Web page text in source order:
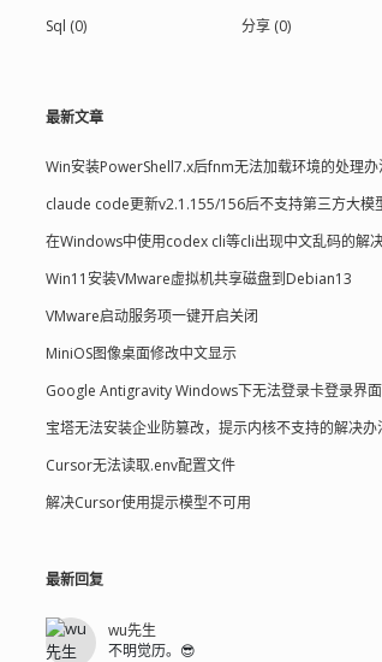
Sql (0)
分享 (0)
最新文章
Win安装PowerShell7.x后fnm无法加载环境的处理办
claude code更新v2.1.155/156后不支持第三方大模
在Windows中使用codex cli等cli出现中文乱码的解
Win11安装VMware虚拟机共享磁盘到Debian13
VMware启动服务项一键开启关闭
MiniOS图像桌面修改中文显示
宝塔无法安装企业防篡改，提示内核不支持的解决办
Cursor无法读取.env配置文件
解决Cursor使用提示模型不可用
最新回复
wu先生
不明觉历。😎